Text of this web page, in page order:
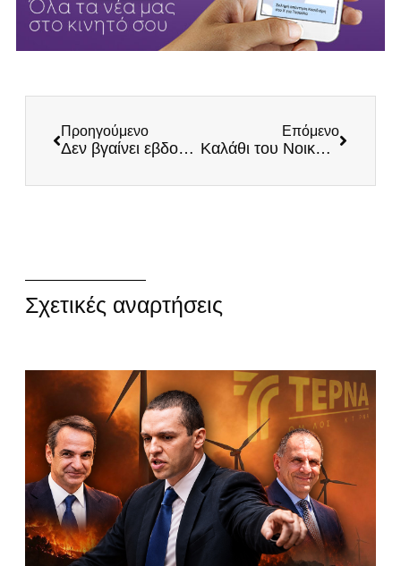
Προηγούμενο
Δεν βγαίνει εβδομάδα χωρίς σκάνδαλο για την κυβέρνηση
Επόμενο
Kαλάθι του Νοικοκυριού: Όλη η αλήθεια
Σχετικές αναρτήσεις